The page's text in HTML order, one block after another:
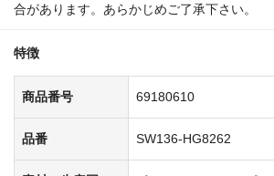
合があります。あらかじめご了承下さい。
特徴
商品番号 69180610
品番 SW136-HG8262